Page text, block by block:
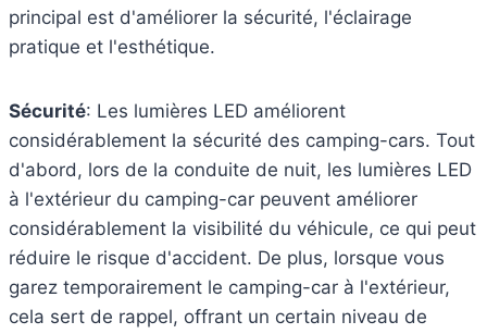
principal est d'améliorer la sécurité, l'éclairage
pratique et l'esthétique.
Sécurité: Les lumières LED améliorent
considérablement la sécurité des camping-cars. Tout
d'abord, lors de la conduite de nuit, les lumières LED
à l'extérieur du camping-car peuvent améliorer
considérablement la visibilité du véhicule, ce qui peut
réduire le risque d'accident. De plus, lorsque vous
garez temporairement le camping-car à l'extérieur,
cela sert de rappel, offrant un certain niveau de